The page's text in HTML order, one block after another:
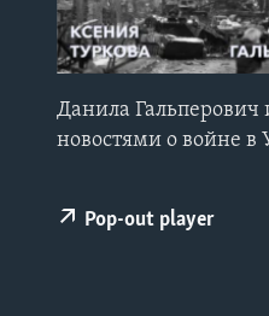
Данила
новостями о войне
Pop-out player